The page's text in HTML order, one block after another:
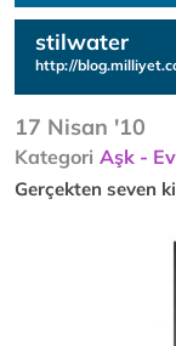
stilwater
http://
17 Nisan '10
Kategori Aşk -
Gerçekten seven